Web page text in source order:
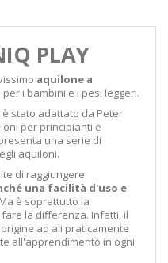
PLAY
aquilone a
i bambini e i pesi leggeri.
stato adattato da Peter
per principianti e
una serie di
aquiloni.
di raggiungere
una facilità d'uso e
è soprattutto la
la differenza. Infatti, il
ad ali praticamente
all'apprendimento in ogni